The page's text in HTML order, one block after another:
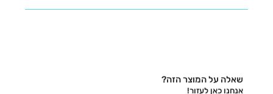
נשמח לעזור לכם למצוא את כל המידע שאתם צריכים! -
ולוודא שתעשו את הבחירה הנכונה!
שאלה על המוצר הזה?
אנחנו כאן לעזור!